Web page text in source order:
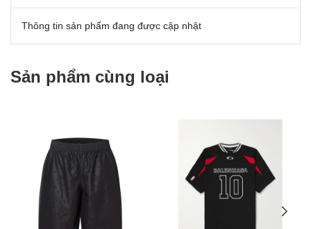
Thông tin sản phẩm đang được cập nhật
Sản phẩm cùng loại